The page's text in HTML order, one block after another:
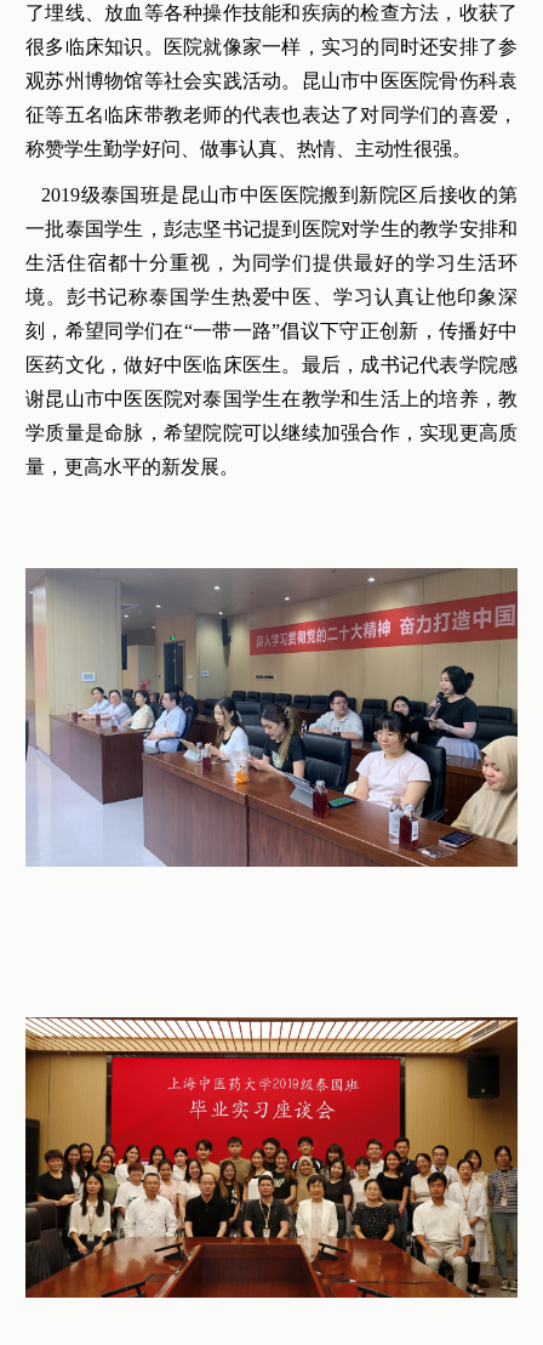
了埋线、放血等各种操作技能和疾病的检查方法，收获了
很多临床知识。医院就像家一样，实习的同时还安排了参
观苏州博物馆等社会实践活动。昆山市中医医院骨伤科袁
征等五名临床带教老师的代表也表达了对同学们的喜爱，
称赞学生勤学好问、做事认真、热情、主动性很强。
2019级泰国班是昆山市中医医院搬到新院区后接收的第
一批泰国学生，彭志坚书记提到医院对学生的教学安排和
生活住宿都十分重视，为同学们提供最好的学习生活环
境。彭书记称泰国学生热爱中医、学习认真让他印象深
刻，希望同学们在“一带一路”倡议下守正创新，传播好中
医药文化，做好中医临床医生。最后，成书记代表学院感
谢昆山市中医医院对泰国学生在教学和生活上的培养，教
学质量是命脉，希望院院可以继续加强合作，实现更高质
量，更高水平的新发展。